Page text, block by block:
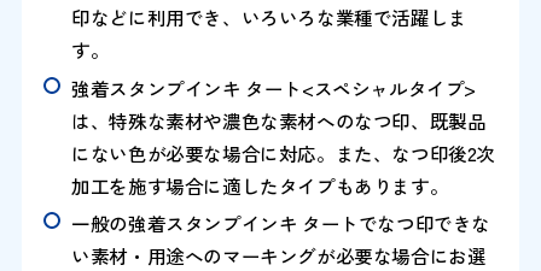
印などに利用でき、いろいろな業種で活躍しま
す。
強着スタンプインキ タート<スペシャルタイプ>
は、特殊な素材や濃色な素材へのなつ印、既製品
にない色が必要な場合に対応。また、なつ印後2次
加工を施す場合に適したタイプもあります。
一般の強着スタンプインキ タートでなつ印できな
い素材・用途へのマーキングが必要な場合にお選